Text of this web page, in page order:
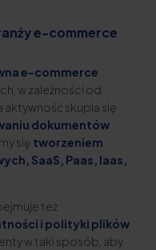
e-commerce
e-commerce
w zależności od
skupia się
dokumentów
się tworzeniem
SaaS, Paas, Iaas,
też
i polityki plików
w taki sposób, aby